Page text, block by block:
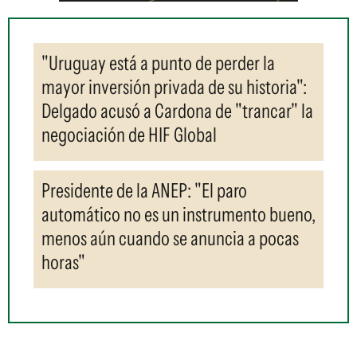
"Uruguay está a punto de perder la
mayor inversión privada de su historia":
Delgado acusó a Cardona de "trancar" la
negociación de HIF Global
Presidente de la ANEP: "El paro
automático no es un instrumento bueno,
menos aún cuando se anuncia a pocas
horas"